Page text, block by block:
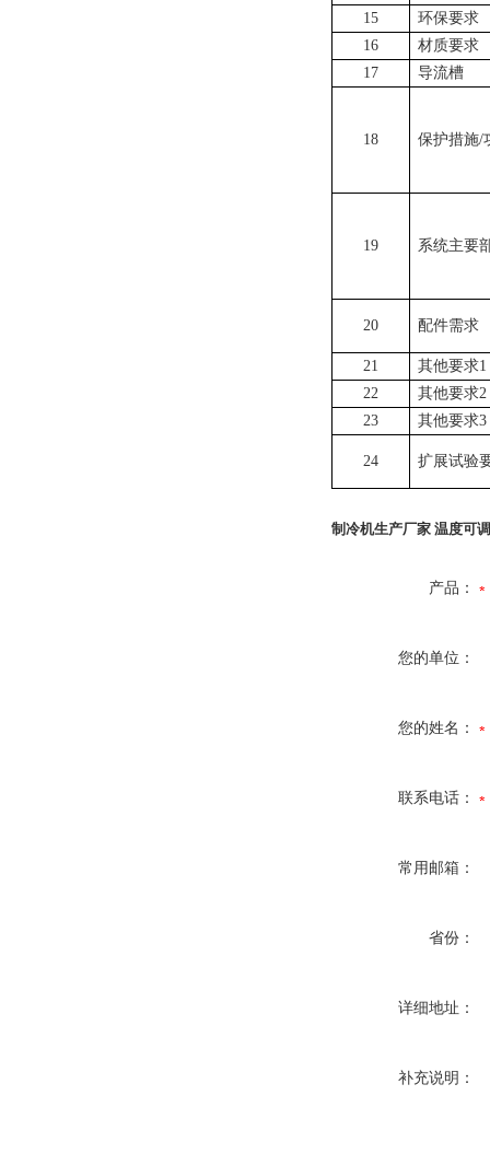
15
环保要求
16
材质要求
17
导流槽
18 保护措施/
19 系统主要
20 配件需求
21
其他要求1
22
其他要求2
23
其他要求3
24 扩展试验
制冷机生产厂家 温度可调
产品：
您的单位：
您的姓名：
联系电话：
常用邮箱：
省份：
详细地址：
补充说明：